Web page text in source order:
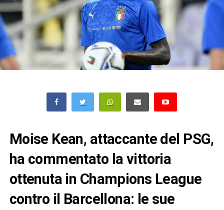
Moise Kean, attaccante del PSG,
ha commentato la vittoria
ottenuta in Champions League
contro il Barcellona: le sue